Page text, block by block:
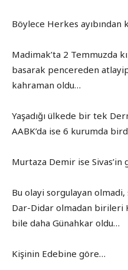
Böylece Herkes ayıbından
Madimak’ta 2 Temmuzda
basarak pencereden
kahraman oldu…
Yaşadığı ülkede bir tek
AABK’da ise 6 kurumda
Murtaza Demir ise Sivas’in
Bu olayi sorgulayan
Dar-Didar olmadan birileri
bile daha Günahkar oldu…
Kişinin Edebine göre…